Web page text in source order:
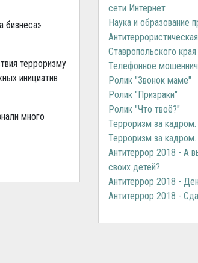
бизнеса»
терроризму
инициатив
много
сети Интернет
Наука и образование
Ставропольского края
Телефонное
Ролик "Звонок маме"
Ролик "Призраки"
Ролик "Что твоё?"
Терроризм за
Терроризм за
Антитеррор 2018 - А
своих детей?
Антитеррор 2018 -
Антитеррор 2018 -